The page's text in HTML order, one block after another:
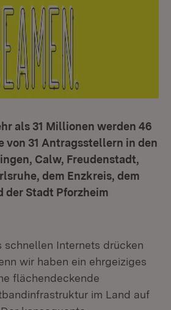
als 31 Millionen werden 46
von 31 Antragsstellern in den
Calw, Freudenstadt,
dem Enzkreis, dem
der Stadt Pforzheim
schnellen Internets drücken
wir haben ein ehrgeiziges
flächendeckende
im Land auf